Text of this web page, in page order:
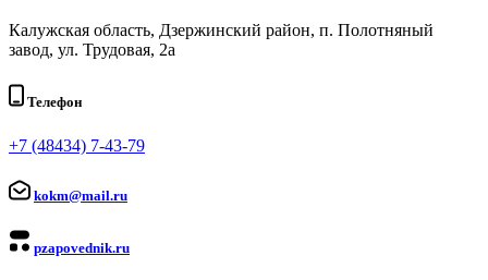
Калужская область, Дзержинский район, п. Полотняный
завод, ул. Трудовая, 2а
Телефон
+7 (48434) 7-43-79
kokm@mail.ru
pzapovednik.ru